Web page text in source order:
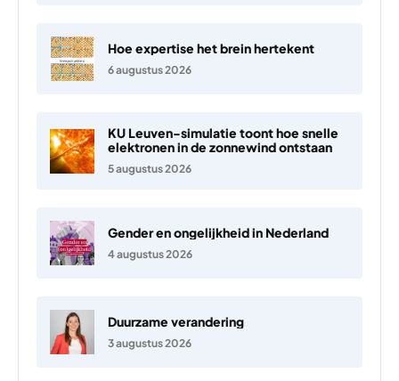
Hoe expertise het brein hertekent
6 augustus 2026
KU Leuven-simulatie toont hoe snelle
elektronen in de zonnewind ontstaan
5 augustus 2026
Gender en ongelijkheid in Nederland
4 augustus 2026
Duurzame verandering
3 augustus 2026